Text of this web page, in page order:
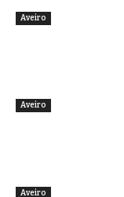
Aveiro
Aveiro
Aveiro